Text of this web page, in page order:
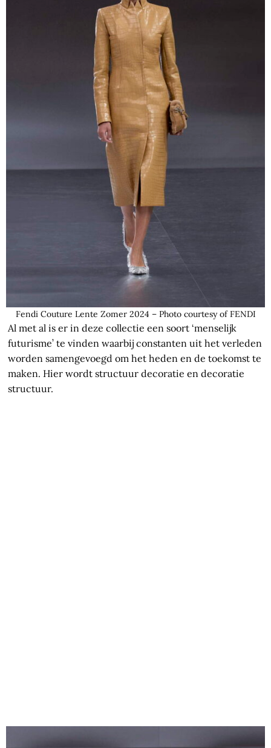
Fendi Couture Lente Zomer 2024 – Photo courtesy of FENDI
Al met al is er in deze collectie een soort ‘menselijk
futurisme’ te vinden waarbij constanten uit het verleden
worden samengevoegd om het heden en de toekomst te
maken. Hier wordt structuur decoratie en decoratie
structuur.